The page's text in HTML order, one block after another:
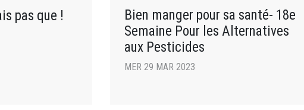
pas que !
Bien manger pour sa santé- 18e
Semaine Pour les Alternatives
aux Pesticides
MER 29 MAR 2023